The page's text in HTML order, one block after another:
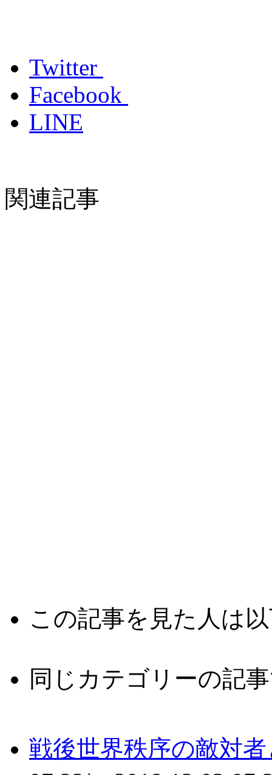
Twitter
Facebook
LINE
関連記事
この記事を見た人は
同じカテゴリーの記
戦後世界秩序の敵対